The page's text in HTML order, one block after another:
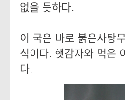
없을 듯하다.
이 국은 바로 붉은사탕
식이다. 햇감자와 먹은
다.